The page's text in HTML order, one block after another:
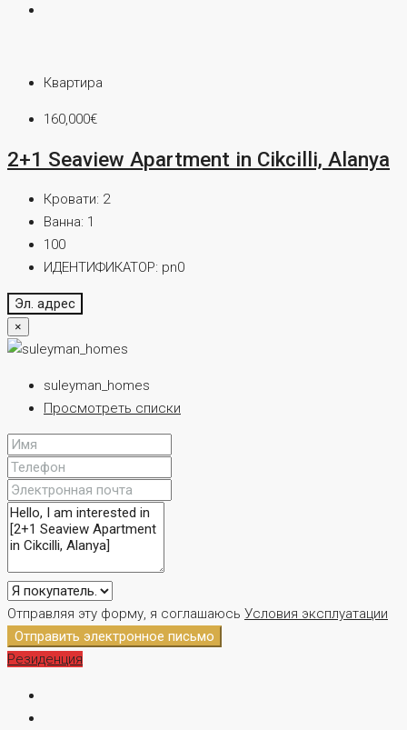
Квартира
160,000€
2+1 Seaview Apartment in Cikcilli, Alanya
Кровати: 2
Ванна: 1
100
ИДЕНТИФИКАТОР: pn0
Эл. адрес
×
suleyman_homes
Просмотреть списки
Отправляя эту форму, я соглашаюсь Условия эксплуатации
Отправить электронное письмо
Резиденция